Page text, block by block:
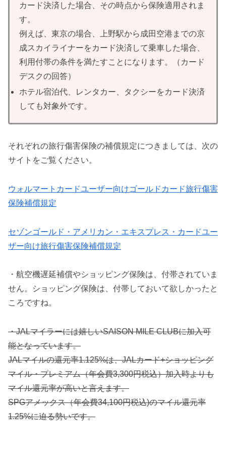
カード決済した場合、その時点から保険適用されま
す。
例えば、東京の場合、上野駅から成田空港までの京
成スカイライナーをカード決済して乗車した場合、
利用付帯の条件を満たすことになります。（カード
デスクの回答）
ホテル宿泊代、レンタカー、タクシーをカード決済
しても対象外です。
それぞれの旅行傷害保険の補償規定につきましては、次の
サイトをご覧ください。
ウォルマートカードユーザー向けゴールドカード旅行傷害
保険補償規定
セゾンゴールド・アメリカン・エキスプレス・カードユー
ザー向け旅行傷害保険補償規定
・航空機遅延補償やショッピング保険は、付帯されていま
せん。ショッピング保険は、付帯しておいて欲しかったと
ころですね。
・JALマイラーには嬉しいSAISON MILE CLUBに加入可
能となっています。
JALマイルの還元率1.125%は、JALカード+ショッピング
マイル・プレミアム（年会費3,300円税込）加入時よりも
マイル還元率が高いと言えます。
SPGアメックス（年会費34,100円税込)のマイル還元率
1.25%に迫る勢いです。